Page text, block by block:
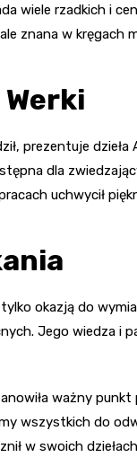
wiele rzadkich i
znana w kręgach
prezentuje
dla
uchwycił
okazją do
Jego wiedza i
ważny
wszystkich do
w swoich